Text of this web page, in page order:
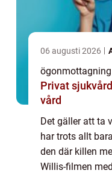
06 augusti 2026
ögonmottagning
Privat sjukvård snabbare vägar till rätt
vård
Det gäller att ta
har trots allt
den där killen
Willis-filmen